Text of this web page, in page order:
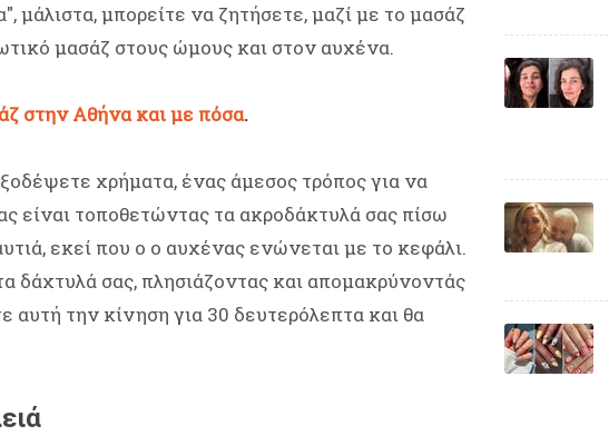
μάλιστα, μπορείτε να ζητήσετε, μαζί με το μασάζ
μασάζ στους ώμους και στον αυχένα.
στην Αθήνα και με πόσα.
χρήματα, ένας άμεσος τρόπος για να
είναι τοποθετώντας τα ακροδάκτυλά σας πίσω
εκεί που ο ο αυχένας ενώνεται με το κεφάλι.
δάχτυλά σας, πλησιάζοντας και απομακρύνοντάς
αυτή την κίνηση για 30 δευτερόλεπτα και θα